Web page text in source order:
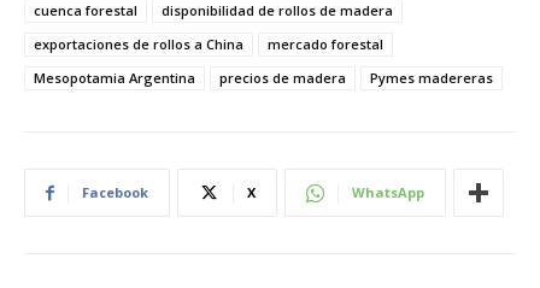
cuenca forestal
disponibilidad de rollos de madera
exportaciones de rollos a China
mercado forestal
Mesopotamia Argentina
precios de madera Pymes madereras
Facebook X WhatsApp